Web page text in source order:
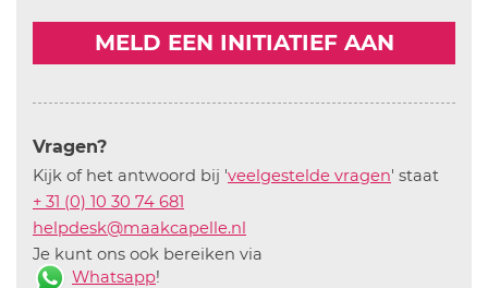
MELD EEN INITIATIEF AAN
Vragen?
Kijk of het antwoord bij 'veelgestelde vragen' staat
+ 31 (0) 10 30 74 681
helpdesk@maakcapelle.nl
Je kunt ons ook bereiken via
Whatsapp!